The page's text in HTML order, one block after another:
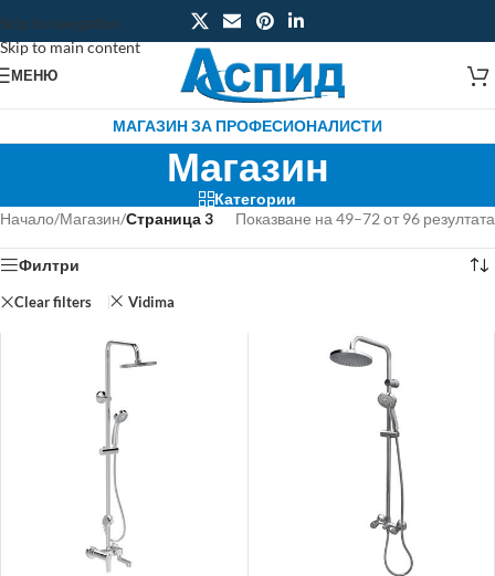
Skip to navigation
Skip to main content
МЕНЮ
МАГАЗИН ЗА ПРОФЕСИОНАЛИСТИ
Магазин
Категории
Начало/Магазин/Страница 3 Показване на 49–72 от 96 резултата
Филтри
Clear filters Vidima